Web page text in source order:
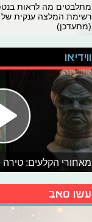
מתלבטים מה לראות
רשימת המלצה ענקית של
(מתעדכן)
ווידיאו
מאחורי הקלעים: טירה
עשו סאב